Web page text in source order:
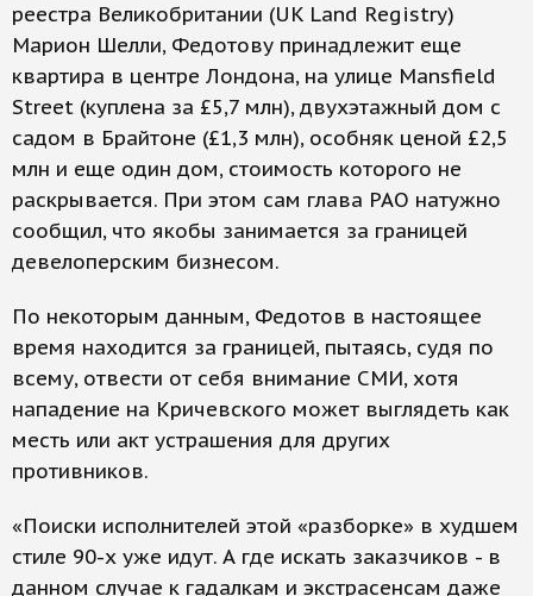
реестра Великобритании (UK Land Registry)
Марион Шелли, Федотову принадлежит еще
квартира в центре Лондона, на улице Mansfield
Street (куплена за £5,7 млн), двухэтажный дом с
садом в Брайтоне (£1,3 млн), особняк ценой £2,5
млн и еще один дом, стоимость которого не
раскрывается. При этом сам глава РАО натужно
сообщил, что якобы занимается за границей
девелоперским бизнесом.
По некоторым данным, Федотов в настоящее
время находится за границей, пытаясь, судя по
всему, отвести от себя внимание СМИ, хотя
нападение на Кричевского может выглядеть как
месть или акт устрашения для других
противников.
«Поиски исполнителей этой «разборке» в худшем
стиле 90-х уже идут. А где искать заказчиков - в
данном случае к гадалкам и экстрасенсам даже